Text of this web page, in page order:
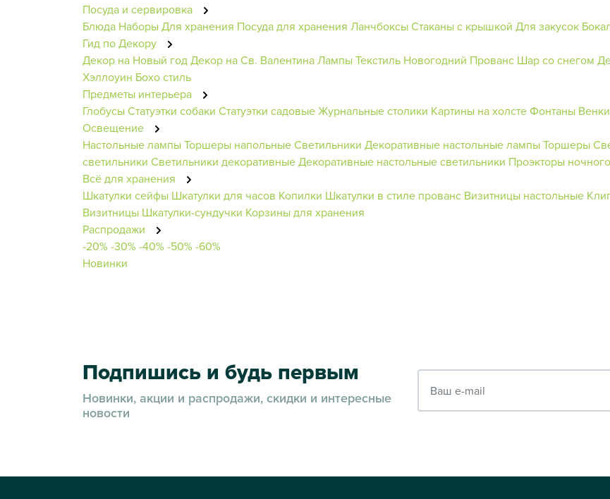
Посуда и сервировка
Блюда НаборыДля хранения Посуда для хранения ЛанчбоксыСтаканы с крышкой Для закусок
Гид по Декору
Декор на Новый годДекор на Св. ВалентинаЛампыТекстиль Новогодний Прованс Шар со снегом
Хэллоуин Бохо стиль
Предметы интерьера
ГлобусыСтатуэтки собаки Статуэтки садовыеЖурнальные столики Картины на холстеФонтаны Венки
Освещение
Настольные лампыТоршеры напольныеСветильники Декоративные настольные лампыТоршеры
светильники Светильники декоративныеДекоративные настольные светильники Проэкторы
Всё для хранения
Шкатулки сейфы Шкатулки для часов Копилки Шкатулки в стиле прованс Визитницы настольные
Визитницы Шкатулки-сундучки Корзины для хранения
Распродажи
-20%-30%-40%-50%-60%
Новинки
Подпишись и будь первым
Новинки, акции и распродажи, скидки и интересные
новости